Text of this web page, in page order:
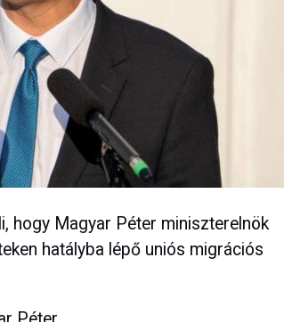
hogy Magyar Péter miniszterelnök
hatályba lépő uniós migrációs